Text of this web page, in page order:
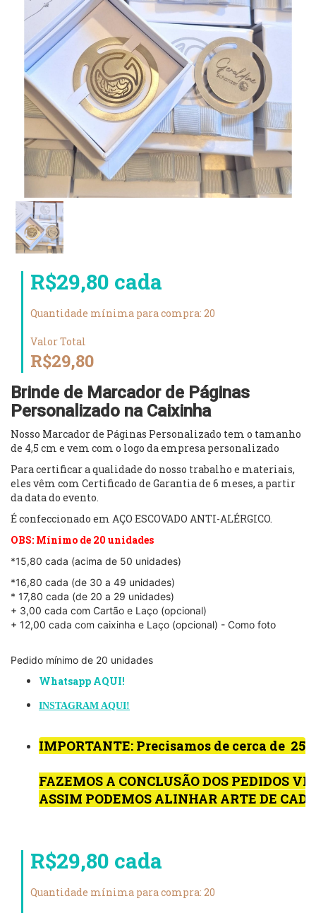
R$29,80 cada
Quantidade mínima para compra: 20
Valor Total
R$29,80
Brinde de Marcador de Páginas
Personalizado na Caixinha
Nosso Marcador de Páginas Personalizado tem o tamanho
de 4,5 cm e vem com o logo da empresa personalizado
Para certificar a qualidade do nosso trabalho e materiais,
eles vêm com Certificado de Garantia de 6 meses, a partir
da data do evento.
É confeccionado em AÇO ESCOVADO ANTI-ALÉRGICO.
OBS: Mínimo de 20 unidades
*15,80 cada (acima de 50 unidades)
*16,80 cada (de 30 a 49 unidades)
* 17,80 cada (de 20 a 29 unidades)
+ 3,00 cada com Cartão e Laço (opcional)
+ 12,00 cada com caixinha e Laço (opcional) - Como foto
Pedido mínimo de 20 unidades
Whatsapp AQUI!
INSTAGRAM AQUI!
IMPORTANTE: Precisamos de cerca de  25
FAZEMOS A CONCLUSÃO DOS PEDIDOS
ASSIM PODEMOS ALINHAR ARTE DE
R$29,80 cada
Quantidade mínima para compra: 20